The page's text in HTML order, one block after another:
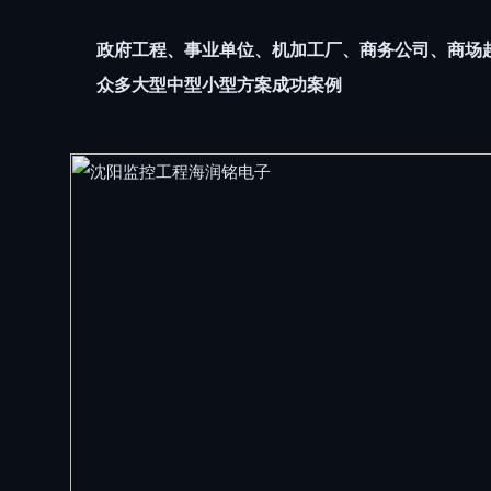
政府工程、事业单位、机加工厂、商务公司、商场
众多大型中型小型方案成功案例